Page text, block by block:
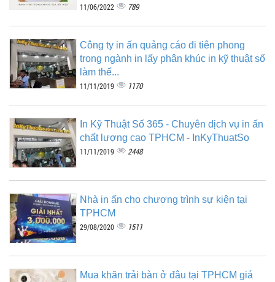
11/06/2022 789
Công ty in ấn quảng cáo đi tiên phong
trong ngành in lấy phân khúc in kỹ thuật số
làm thế...
11/11/2019 1170
In Kỹ Thuật Số 365 - Chuyên dịch vụ in ấn
chất lượng cao TPHCM - InKyThuatSo
11/11/2019 2448
Nhà in ấn cho chương trình sự kiện tại
TPHCM
29/08/2020 1511
Mua khăn trải bàn ở đâu tại TPHCM giá